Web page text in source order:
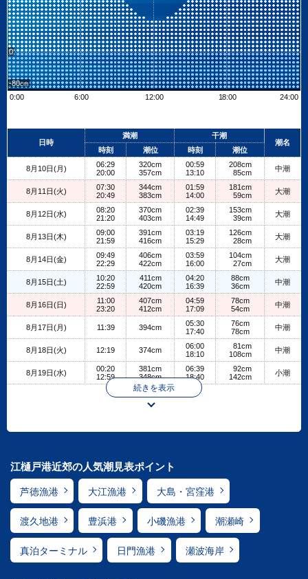
0
-80
0:00
6:00 12:00 18:00 24:00
+
日時
満潮
干潮
潮名
時刻
潮位 時刻 潮位
8月10日(月)
06:29
20:00
320cm
357cm
00:59
13:10
208cm
85cm
中潮
8月11日(火)
07:30
20:49
344cm
383cm
01:59
14:00
181cm
59cm
大潮
8月12日(水)
08:20
21:20
370cm
403cm
02:39
14:49
153cm
39cm
大潮
8月13日(木)
09:00
21:59
391cm
416cm
03:19
15:29
126cm
28cm
大潮
8月14日(金)
09:49
22:29
406cm
422cm
03:59
16:00
104cm
27cm
大潮
8月15日(土)
10:20
22:59
411cm
420cm
04:20
16:39
88cm
36cm
中潮
8月16日(日)
11:00
23:20
407cm
412cm
04:59
17:09
78cm
54cm
中潮
8月17日(月) 11:39 394cm
05:30
17:40
76cm
78cm
中潮
8月18日(火) 12:19 374cm
06:00
18:10
81cm
108cm
中潮
8月19日(水)
00:20
12:59
381cm
348cm
06:39
18:40
92cm
142cm
小潮
続きを表示
江樋戸港近郊の人気潮見表ポイント
芦徳漁港 大江漁港 大島・宮窪港
渡久地港 豊浜港 小磯漁港 潮瀬崎
真泊ターミナル 日門漁港 瀬波海岸